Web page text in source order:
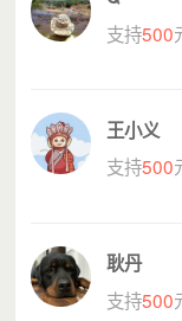
春节
弃回家过年，坚守
支持500
王小义
支持500
耿丹
支持500